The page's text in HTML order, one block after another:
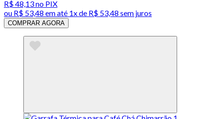
R$ 48,13no PIX
ou R$ 53,48 em até 1x de R$ 53,48 sem juros
COMPRAR AGORA